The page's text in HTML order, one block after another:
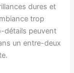
dures et
trop
détails peuvent
un entre-deux